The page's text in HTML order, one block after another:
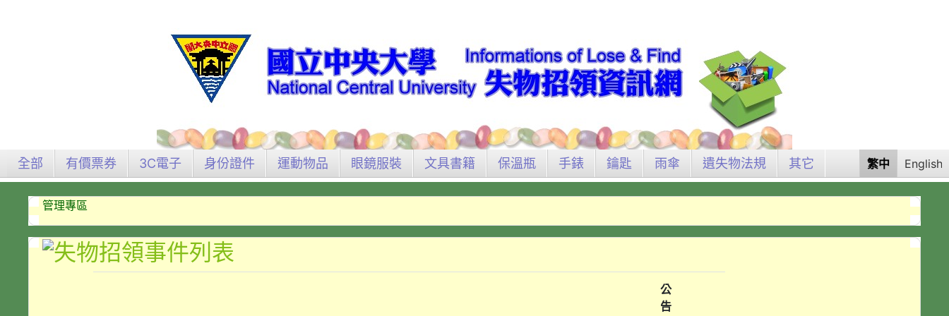
全部 有價票券 3C電子 身份證件 運動物品 眼鏡服裝 文具書籍 保溫瓶 手錶 鑰匙 雨傘 遺失物法規 其它 繁中 English
管理專區
公
告